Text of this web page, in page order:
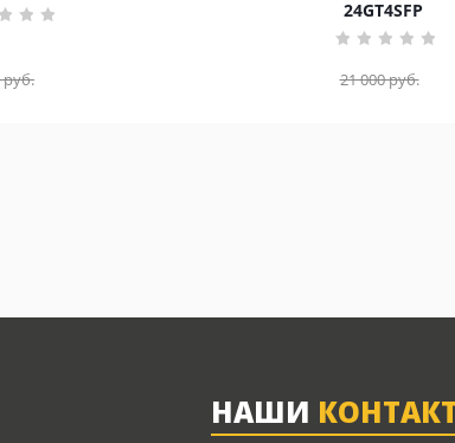
руб.
24GT4SFP
21 000руб.
НАШИ